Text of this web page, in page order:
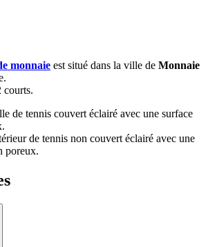
monnaie est situé dans la ville de Monnaie
courts.
de tennis couvert éclairé avec une surface
de tennis non couvert éclairé avec une
poreux.